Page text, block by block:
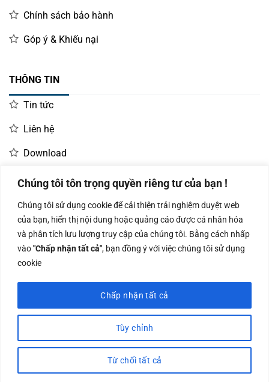
Chúng tôi tôn trọng quyền riêng tư của bạn !
Chúng tôi sử dụng cookie để cải thiện trải nghiệm duyệt web
của bạn, hiển thị nội dung hoặc quảng cáo được cá nhân hóa
và phân tích lưu lượng truy cập của chúng tôi. Bằng cách nhấp
vào"Chấp nhận tất cả", bạn đồng ý với việc chúng tôi sử dụng
cookie
Tùy chỉnh
Từ chối tất cả
Chấp nhận tất cả
Chính sách bảo hành
Góp ý & Khiếu nại
THÔNG TIN
Tin tức
Liên hệ
Download
Kinh doanh:
0966.93.1717
KD Dự Án: 0987
835 345
Kế Toán:
0987.919.040
Công ty TNHH Nam Bình Xương - Số ĐKKD: 0108783483 cấp ngày
14/06/2019 bởi Sở Kế Hoạch và Đầu Tư Tp. Hà Nội
Visa PayPal Stripe MasterCardCash
Delivery